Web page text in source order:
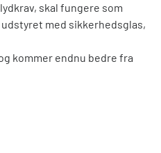
skal fungere som
med sikkerhedsglas,
kommer endnu bedre fra